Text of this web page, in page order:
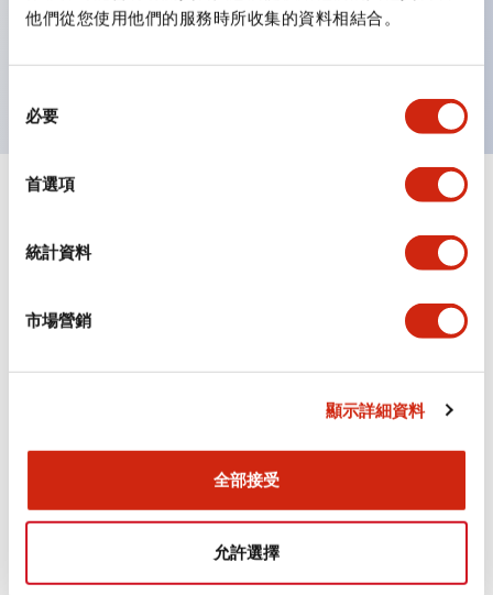
他們從您使用他們的服務時所收集的資料相結合。
必要
首選項
統計資料
市場營銷
顯示詳細資料
全部接受
允許選擇
除了標準盒體外，還備有本體內深度較深的深型（※）。
※不含多列型
AGA型〔多列型〕控制箱
837.05KB